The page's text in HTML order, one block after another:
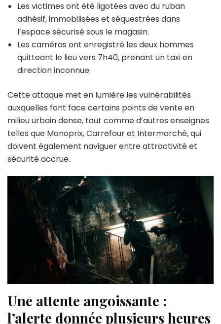
Les victimes ont été ligotées avec du ruban
adhésif, immobilisées et séquestrées dans
l’espace sécurisé sous le magasin.
Les caméras ont enregistré les deux hommes
quitteant le lieu vers 7h40, prenant un taxi en
direction inconnue.
Cette attaque met en lumière les vulnérabilités
auxquelles font face certains points de vente en
milieu urbain dense, tout comme d’autres enseignes
telles que Monoprix, Carrefour et Intermarché, qui
doivent également naviguer entre attractivité et
sécurité accrue.
Une attente angoissante :
l’alerte donnée plusieurs heures